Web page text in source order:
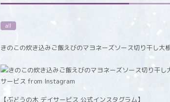
all
きのこの炊き込みご飯えびのマヨネーズソース切り干し
【ぶどうの木 デイサービス 公式インスタグラム】